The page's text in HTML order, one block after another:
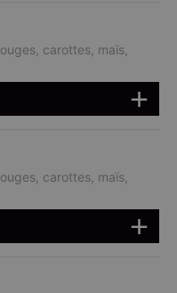
carottes, maïs,
carottes, maïs,